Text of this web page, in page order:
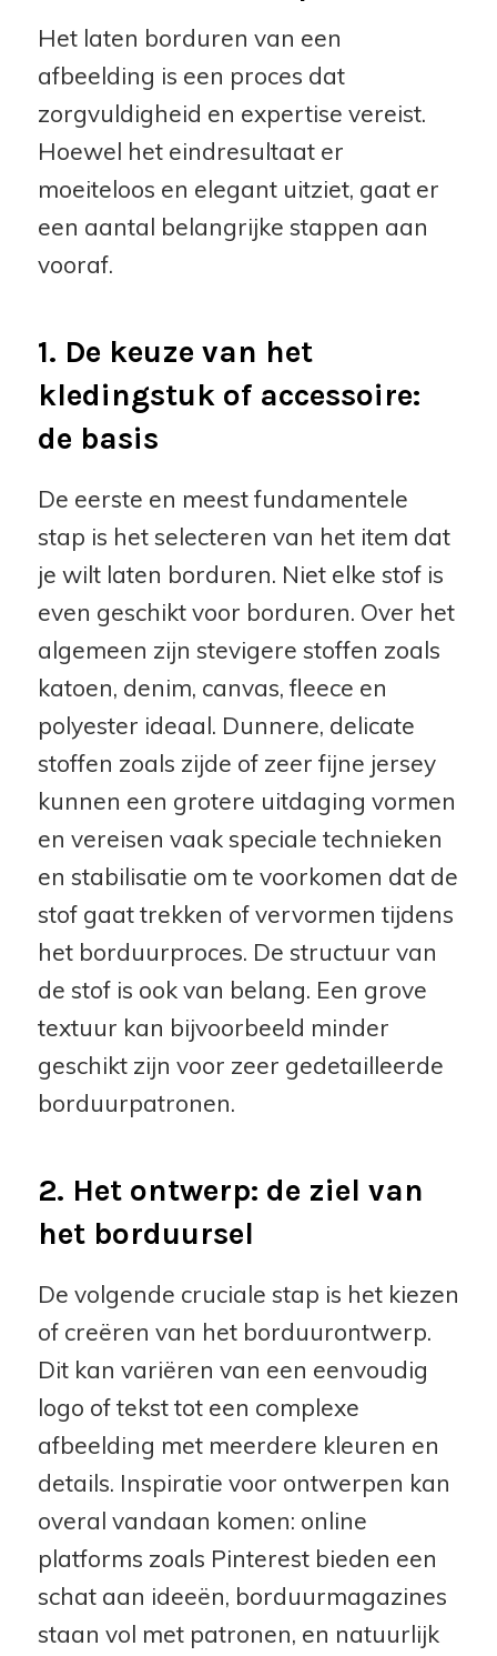
Het laten borduren van een
afbeelding is een proces dat
zorgvuldigheid en expertise vereist.
Hoewel het eindresultaat er
moeiteloos en elegant uitziet, gaat er
een aantal belangrijke stappen aan
vooraf.
1. De keuze van het
kledingstuk of accessoire:
de basis
De eerste en meest fundamentele
stap is het selecteren van het item dat
je wilt laten borduren. Niet elke stof is
even geschikt voor borduren. Over het
algemeen zijn stevigere stoffen zoals
katoen, denim, canvas, fleece en
polyester ideaal. Dunnere, delicate
stoffen zoals zijde of zeer fijne jersey
kunnen een grotere uitdaging vormen
en vereisen vaak speciale technieken
en stabilisatie om te voorkomen dat de
stof gaat trekken of vervormen tijdens
het borduurproces. De structuur van
de stof is ook van belang. Een grove
textuur kan bijvoorbeeld minder
geschikt zijn voor zeer gedetailleerde
borduurpatronen.
2. Het ontwerp: de ziel van
het borduursel
De volgende cruciale stap is het kiezen
of creëren van het borduurontwerp.
Dit kan variëren van een eenvoudig
logo of tekst tot een complexe
afbeelding met meerdere kleuren en
details. Inspiratie voor ontwerpen kan
overal vandaan komen: online
platforms zoals Pinterest bieden een
schat aan ideeën, borduurmagazines
staan vol met patronen, en natuurlijk